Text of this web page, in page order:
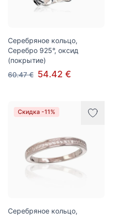
Серебряное кольцо,
Серебро 925°, оксид
(покрытие)
60.47 € 54.42 €
Скидка -11%
Серебряное кольцо,